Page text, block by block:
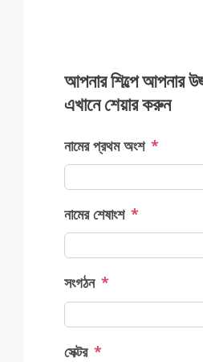
আপনার শিল্পে আপনার
এখানে শেয়ার করুন
নামের প্রথম অংশ *
নামের শেষাংশ *
সংগঠন *
সেক্টর *